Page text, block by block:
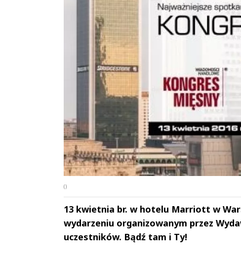
()
13 kwietnia br. w hotelu Marriott w
wydarzeniu organizowanym przez
uczestników. Bądź tam i Ty!
Andrzej i Marta
Marta i Andrzej